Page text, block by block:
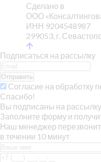
Сделано в
ООО
ИНН 9204548987
299053, г.
Подписаться на рассылку
Отправить
Согласие на обработку
Спасибо!
Вы подписаны на рассылку
Заполните форму и
Наш менеджер
в течении 10 минут